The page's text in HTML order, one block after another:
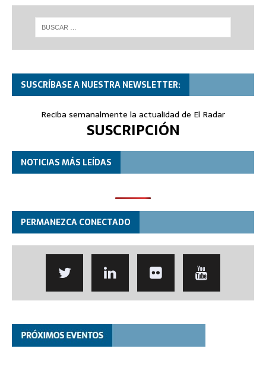
SUSCRÍBASE A NUESTRA NEWSLETTER:
Reciba semanalmente la actualidad de El Radar
SUSCRIPCIÓN
NOTICIAS MÁS LEÍDAS
PERMANEZCA CONECTADO